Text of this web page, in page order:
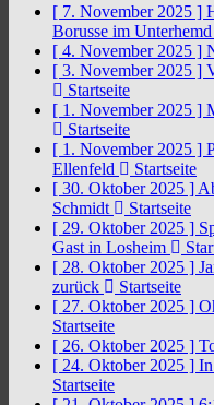
[ 7. November 2025 ]
Borusse im
[ 4. November 2025 ]
[ 3. November 2025 ]
Startseite
[ 1. November 2025 ]
Startseite
[ 1. November 2025 ]
Ellenfeld
Startseite
[ 30. Oktober 2025 ]
Schmidt
Startseite
[ 29. Oktober 2025 ]
Gast in Losheim
[ 28. Oktober 2025 ]
zurück
Startseite
[ 27. Oktober 2025 ]
Startseite
[ 26. Oktober 2025 ]
[ 24. Oktober 2025 ]
Startseite